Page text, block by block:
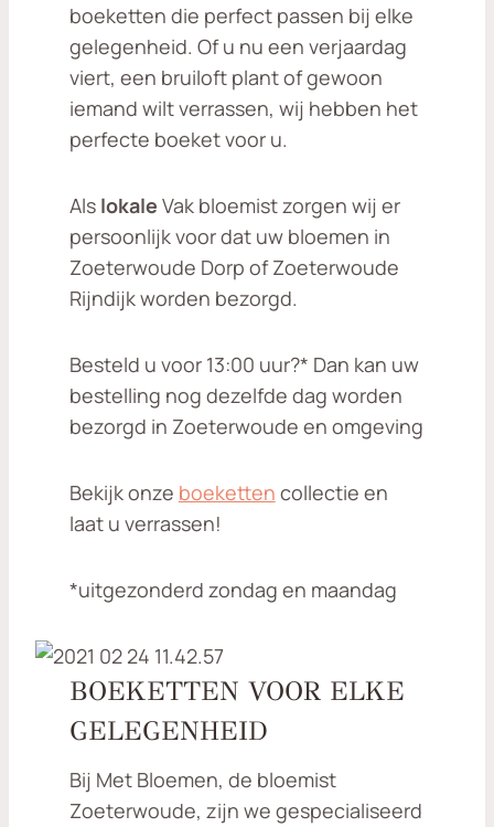
boeketten die perfect passen bij elke
gelegenheid. Of u nu een verjaardag
viert, een bruiloft plant of gewoon
iemand wilt verrassen, wij hebben het
perfecte boeket voor u.
Als lokale Vak bloemist zorgen wij er
persoonlijk voor dat uw bloemen in
Zoeterwoude Dorp of Zoeterwoude
Rijndijk worden bezorgd.
Besteld u voor 13:00 uur?* Dan kan uw
bestelling nog dezelfde dag worden
bezorgd in Zoeterwoude en omgeving
Bekijk onze boeketten collectie en
laat u verrassen!
*uitgezonderd zondag en maandag
BOEKETTEN VOOR ELKE
GELEGENHEID
Bij Met Bloemen, de bloemist
Zoeterwoude, zijn we gespecialiseerd